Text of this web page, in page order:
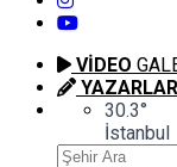
VİDEO
YAZARLAR
30.3°
İstanbul